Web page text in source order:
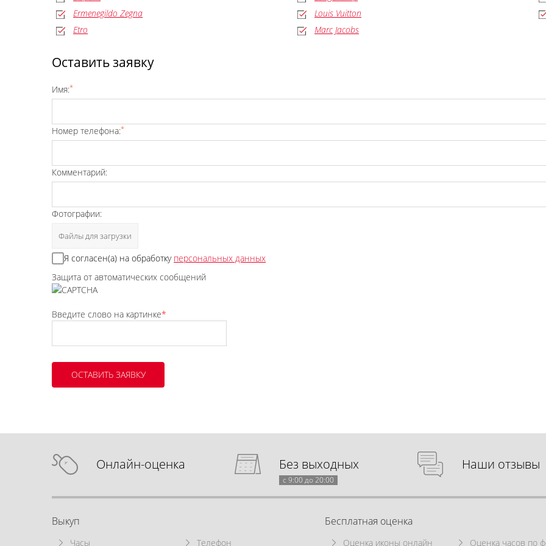
Ermenegildo Zegna
Etro
Louis Vuitton
Marc Jacobs
Оставить заявку
Имя:*
Номер телефона:*
Комментарий:
Фотографии:
Файлы для загрузки
Я согласен(а) на обработку персональных данных
Защита от автоматических сообщений
Введите слово на картинке*
Онлайн-оценка Без выходных
с 9:00 до 20:00
Наши отзывы
Выкуп
Часы Телефон
Бесплатная оценка
Оценка иконы онлайн Оценка часов по